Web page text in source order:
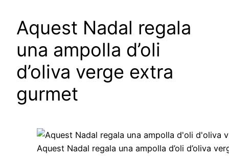
Aquest Nadal regala
una ampolla d’oli
d’oliva verge extra
gurmet
Aquest Nadal regala una ampolla d’oli d’oliva